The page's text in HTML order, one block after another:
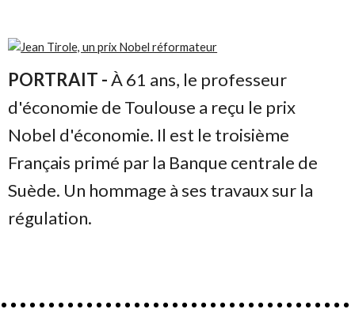
PORTRAIT -À 61 ans, le professeur
d'économie de Toulouse a reçu le prix
Nobel d'économie. Il est le troisième
Français primé par la Banque centrale de
Suède. Un hommage à ses travaux sur la
régulation.